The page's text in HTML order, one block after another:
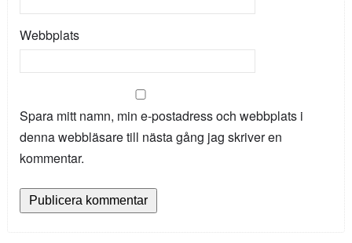
Webbplats
Spara mitt namn, min e-postadress och webbplats i
denna webbläsare till nästa gång jag skriver en
kommentar.